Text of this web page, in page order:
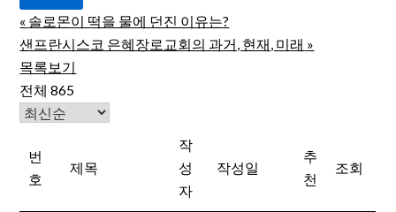
« 솔로몬이 떡을 물에 던진 이유는?
샌프란시스코 은혜장로교회의 과거, 현재, 미래 »
목록보기
전체 865
번
호
제목
작
성
자
작성일
추
천
조회